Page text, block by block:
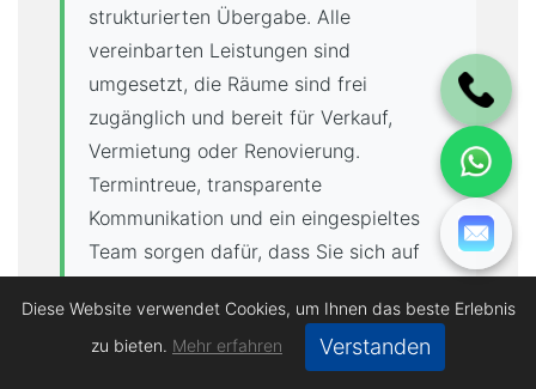
strukturierten Übergabe. Alle
vereinbarten Leistungen sind
umgesetzt, die Räume sind frei
zugänglich und bereit für Verkauf,
Vermietung oder Renovierung.
Termintreue, transparente
Kommunikation und ein eingespieltes
Team sorgen dafür, dass Sie sich auf
einen reibungslosen Ablauf verlassen
können. Mit Erfahrung,
organisatorischer Stärke und hoher
Diese Website verwendet Cookies, um Ihnen das beste Erlebnis
zu bieten. Mehr erfahren Verstanden